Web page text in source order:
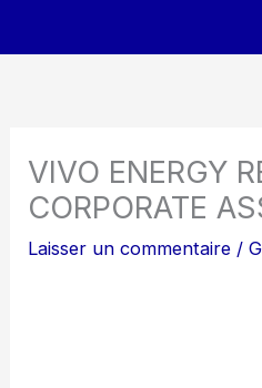
VIVO ENERGY
CORPORATE
Laisser un commentaire /